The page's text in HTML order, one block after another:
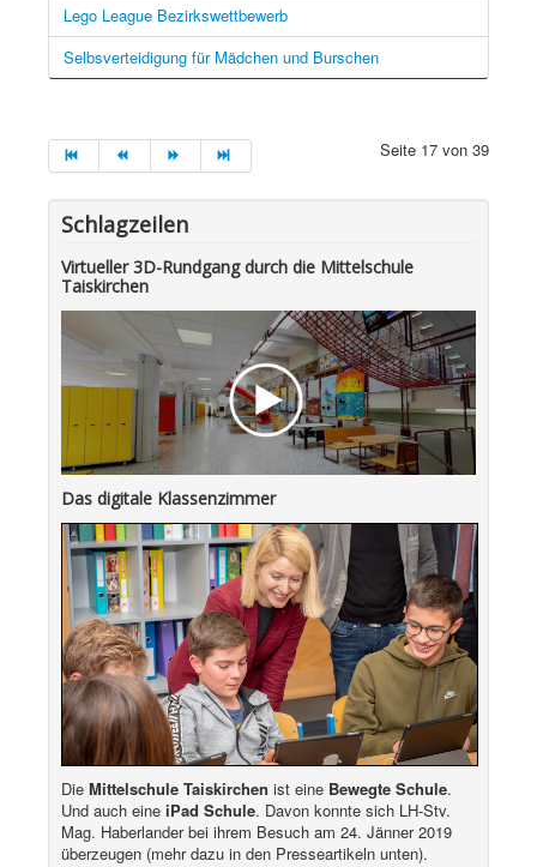
Lego League Bezirkswettbewerb
Selbsverteidigung für Mädchen und Burschen
Seite 17 von 39
Schlagzeilen
Virtueller 3D-Rundgang durch die Mittelschule
Taiskirchen
Das digitale Klassenzimmer
Die Mittelschule Taiskirchen ist eine Bewegte Schule.
Und auch eine iPad Schule. Davon konnte sich LH-Stv.
Mag. Haberlander bei ihrem Besuch am 24. Jänner 2019
überzeugen (mehr dazu in den Presseartikeln unten).